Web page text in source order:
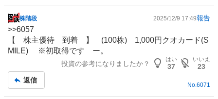
掲
示
板
記
株階段 2025/12/9 17:49報告
>>6057
【 株主優待 到着 】 (100株) 1,000円クオカード(S
MILE) ※初取得です ー。
投資の参考になりましたか？
はい
37
いいえ
23
返信
No.6071